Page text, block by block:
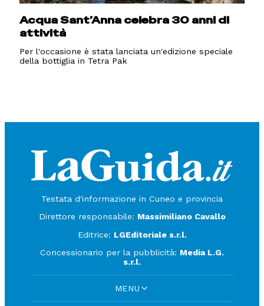
Acqua Sant’Anna celebra 30 anni di
attività
Per l'occasione è stata lanciata un'edizione speciale
della bottiglia in Tetra Pak
Testata d'informazione in Cuneo e provincia
Direttore responsabile: Massimiliano Cavallo
Editrice: LGEditoriale s.r.l.
Concessionario per la pubblicità: Media L.G.
s.r.l.
MENU